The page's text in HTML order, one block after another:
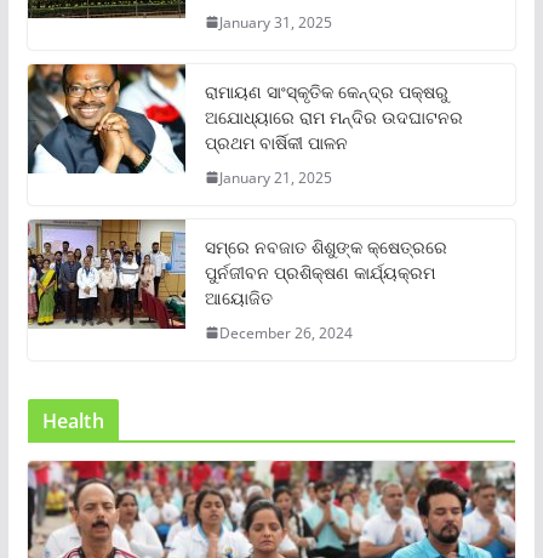
January 31, 2025
ରାମାୟଣ ସାଂସ୍କୃତିକ କେନ୍ଦ୍ର ପକ୍ଷରୁ
ଅଯୋଧ୍ୟାରେ ରାମ ମନ୍ଦିର ଉଦଘାଟନର
ପ୍ରଥମ ବାର୍ଷିକୀ ପାଳନ
January 21, 2025
ସମ୍‌ରେ ନବଜାତ ଶିଶୁଙ୍କ କ୍ଷେତ୍ରରେ
ପୁର୍ନଜୀବନ ପ୍ରଶିକ୍ଷଣ କାର୍ଯ୍ୟକ୍ରମ
ଆୟୋଜିତ
December 26, 2024
Health